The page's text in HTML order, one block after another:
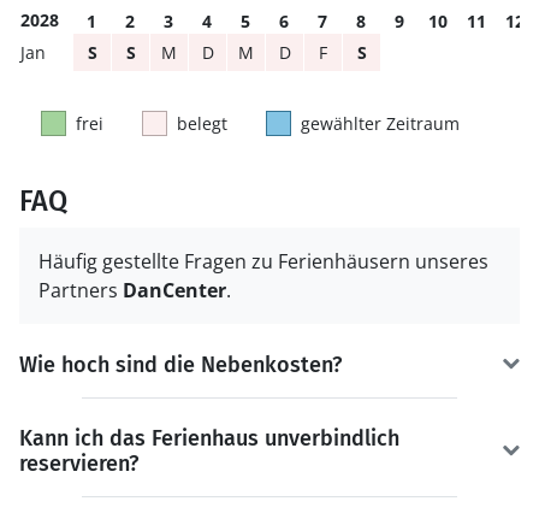
2028 1 2 3 4 5 6 7 8 9 10 11
12
S
S M D M D F S
frei belegt gewählter Zeitraum
FAQ
Häufig gestellte Fragen zu Ferienhäusern unseres
Partners DanCenter.
Wie hoch sind die Nebenkosten?
Kann ich das Ferienhaus unverbindlich
reservieren?